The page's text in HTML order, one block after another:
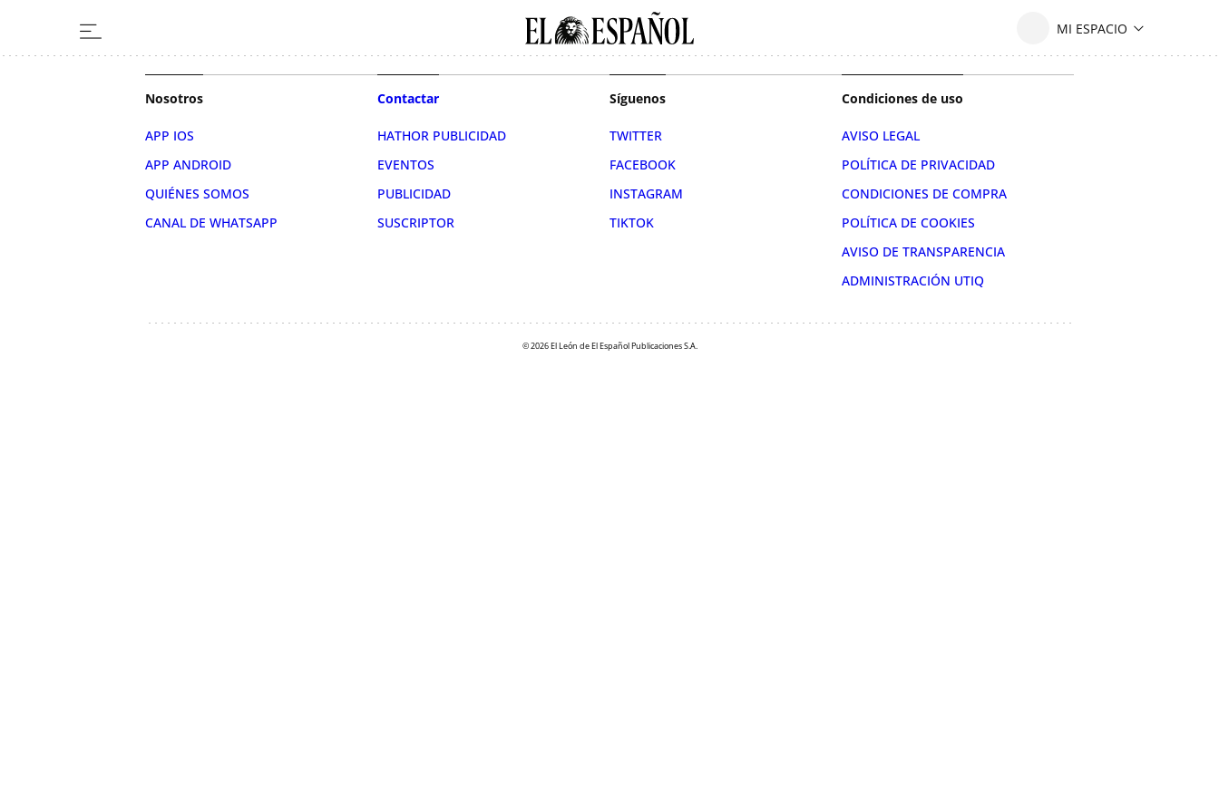
Nosotros
APP IOS
APP ANDROID
QUIÉNES SOMOS
CANAL DE WHATSAPP
Contactar
HATHOR PUBLICIDAD
EVENTOS
PUBLICIDAD
SUSCRIPTOR
Síguenos
TWITTER
FACEBOOK
INSTAGRAM
TIKTOK
Condiciones de uso
AVISO LEGAL
POLÍTICA DE PRIVACIDAD
CONDICIONES DE COMPRA
POLÍTICA DE COOKIES
AVISO DE TRANSPARENCIA
ADMINISTRACIÓN UTIQ
© 2026 El León de El Español Publicaciones S.A.